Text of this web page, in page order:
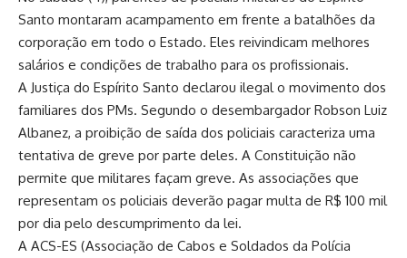
Santo montaram acampamento em frente a batalhões da
corporação em todo o Estado. Eles reivindicam melhores
salários e condições de trabalho para os profissionais.
A Justiça do Espírito Santo declarou ilegal o movimento dos
familiares dos PMs. Segundo o desembargador Robson Luiz
Albanez, a proibição de saída dos policiais caracteriza uma
tentativa de greve por parte deles. A Constituição não
permite que militares façam greve. As associações que
representam os policiais deverão pagar multa de R$ 100 mil
por dia pelo descumprimento da lei.
A ACS-ES (Associação de Cabos e Soldados da Polícia